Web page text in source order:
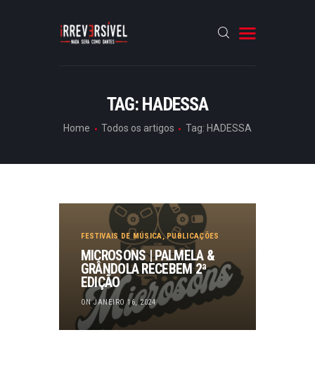
TAG: HADESSA
Home Todos os artigos Tag: HADESSA
CRÓNICAS
FESTIVAIS DE MÚSICA,PUBLICAÇÕES
MICROSONS | PALMELA &
GRÂNDOLA RECEBEM 2ª
EDIÇÃO
ON JANEIRO 16, 2024